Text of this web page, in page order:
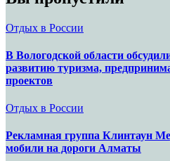
Отдых в России
В Вологодской области
развитию туризма,
проектов
Отдых в России
Рекламная группа Клинтаун
мобили на дороги Алматы